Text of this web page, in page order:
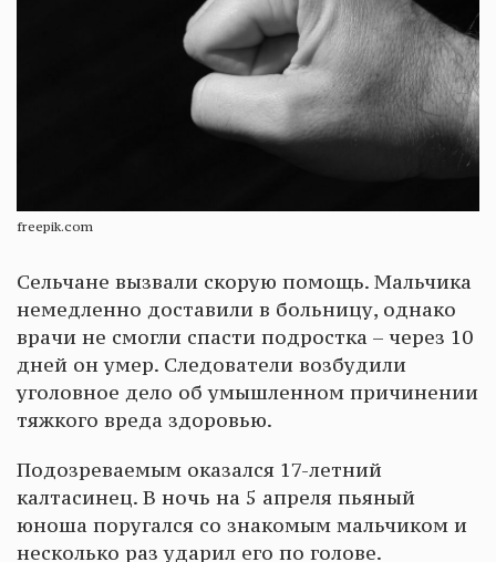
freepik.com
Сельчане вызвали скорую помощь. Мальчика
немедленно доставили в больницу, однако
врачи не смогли спасти подростка – через 10
дней он умер. Следователи возбудили
уголовное дело об умышленном причинении
тяжкого вреда здоровью.
Подозреваемым оказался 17-летний
калтасинец. В ночь на 5 апреля пьяный
юноша поругался со знакомым мальчиком и
несколько раз ударил его по голове.